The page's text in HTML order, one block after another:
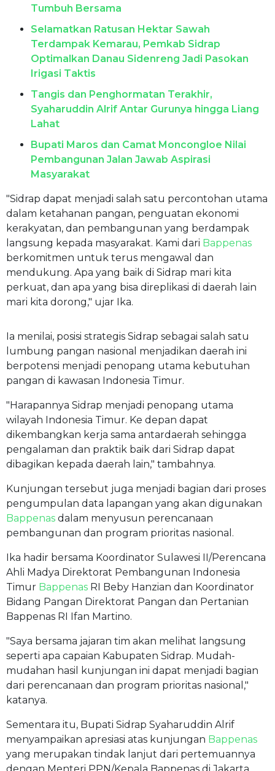
Tumbuh Bersama
Selamatkan Ratusan Hektar Sawah
Terdampak Kemarau, Pemkab Sidrap
Optimalkan Danau Sidenreng Jadi Pasokan
Irigasi Taktis
Tangis dan Penghormatan Terakhir,
Syaharuddin Alrif Antar Gurunya hingga Liang
Lahat
Bupati Maros dan Camat Moncongloe Nilai
Pembangunan Jalan Jawab Aspirasi
Masyarakat
"Sidrap dapat menjadi salah satu percontohan utama
dalam ketahanan pangan, penguatan ekonomi
kerakyatan, dan pembangunan yang berdampak
langsung kepada masyarakat. Kami dari Bappenas
berkomitmen untuk terus mengawal dan
mendukung. Apa yang baik di Sidrap mari kita
perkuat, dan apa yang bisa direplikasi di daerah lain
mari kita dorong," ujar Ika.
Ia menilai, posisi strategis Sidrap sebagai salah satu
lumbung pangan nasional menjadikan daerah ini
berpotensi menjadi penopang utama kebutuhan
pangan di kawasan Indonesia Timur.
"Harapannya Sidrap menjadi penopang utama
wilayah Indonesia Timur. Ke depan dapat
dikembangkan kerja sama antardaerah sehingga
pengalaman dan praktik baik dari Sidrap dapat
dibagikan kepada daerah lain," tambahnya.
Kunjungan tersebut juga menjadi bagian dari proses
pengumpulan data lapangan yang akan digunakan
Bappenas dalam menyusun perencanaan
pembangunan dan program prioritas nasional.
Ika hadir bersama Koordinator Sulawesi II/Perencana
Ahli Madya Direktorat Pembangunan Indonesia
Timur Bappenas RI Beby Hanzian dan Koordinator
Bidang Pangan Direktorat Pangan dan Pertanian
Bappenas RI Ifan Martino.
"Saya bersama jajaran tim akan melihat langsung
seperti apa capaian Kabupaten Sidrap. Mudah-
mudahan hasil kunjungan ini dapat menjadi bagian
dari perencanaan dan program prioritas nasional,"
katanya.
Sementara itu, Bupati Sidrap Syaharuddin Alrif
menyampaikan apresiasi atas kunjungan Bappenas
yang merupakan tindak lanjut dari pertemuannya
dengan Menteri PPN/Kepala Bappenas di Jakarta